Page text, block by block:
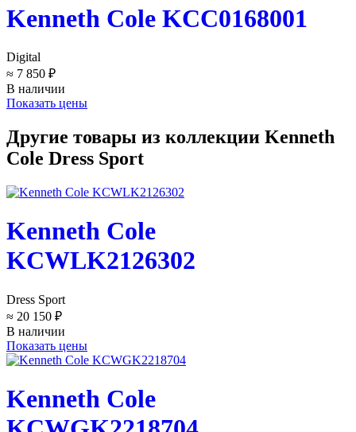
Kenneth Cole KCC0168001
Digital
≈ 7 850 ₽
В наличии
Показать цены
Другие товары из коллекции Kenneth
Cole Dress Sport
Kenneth Cole
KCWLK2126302
Dress Sport
≈ 20 150 ₽
В наличии
Показать цены
Kenneth Cole